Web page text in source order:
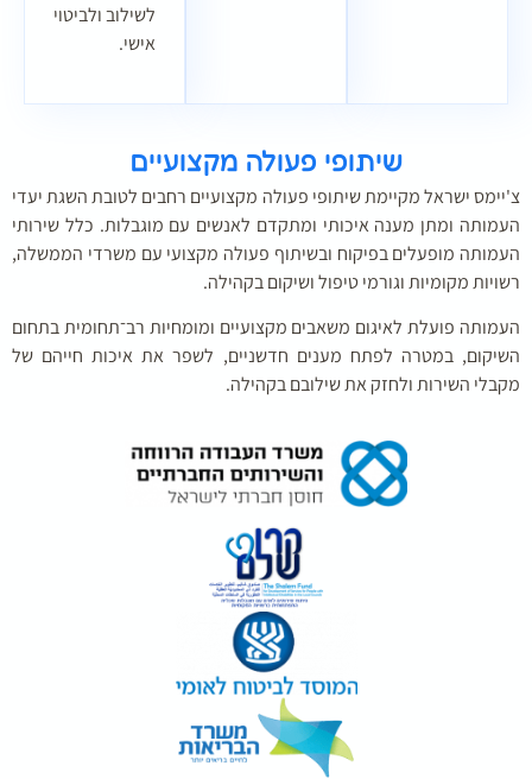
לשילוב ולביטוי
אישי.
שיתופי פעולה מקצועיים
ישראל מקיימת שיתופי פעולה מקצועיים רחבים לטובת השגת יעדי
ומתן מענה איכותי ומתקדם לאנשים עם מוגבלות. כלל שירותי
מופעלים בפיקוח ובשיתוף פעולה מקצועי עם משרדי הממשלה,
מקומיות וגורמי טיפול ושיקום בקהילה.
פועלת לאיגום משאבים מקצועיים ומומחיות רב־תחומית בתחום
במטרה לפתח מענים חדשניים, לשפר את איכות חייהם של
השירות ולחזק את שילובם בקהילה.